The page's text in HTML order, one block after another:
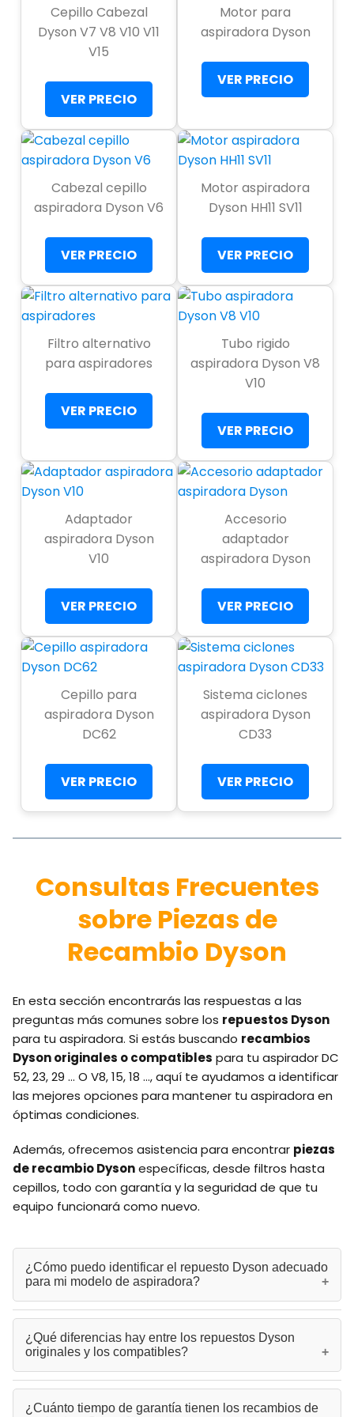
Cepillo Cabezal
Dyson V7 V8 V10 V11
V15
VER PRECIO
Motor para
aspiradora Dyson
VER PRECIO
Cabezal cepillo
aspiradora Dyson V6
VER PRECIO
Motor aspiradora
Dyson HH11 SV11
VER PRECIO
Filtro alternativo
para aspiradores
VER PRECIO
Tubo rigido
aspiradora Dyson V8
V10
VER PRECIO
Adaptador
aspiradora Dyson
V10
VER PRECIO
Accesorio
adaptador
aspiradora Dyson
VER PRECIO
Cepillo para
aspiradora Dyson
DC62
VER PRECIO
Sistema ciclones
aspiradora Dyson
CD33
VER PRECIO
Consultas Frecuentes
sobre Piezas de
Recambio Dyson
En esta sección encontrarás las respuestas a las
preguntas más comunes sobre los repuestos Dyson
para tu aspiradora. Si estás buscando recambios
Dyson originales o compatibles para tu aspirador DC
52, 23, 29 ... O V8, 15, 18 ..., aquí te ayudamos a identificar
las mejores opciones para mantener tu aspiradora en
óptimas condiciones.
Además, ofrecemos asistencia para encontrar piezas
de recambio Dysonespecíficas, desde filtros hasta
cepillos, todo con garantía y la seguridad de que tu
equipo funcionará como nuevo.
¿Cómo puedo identificar el repuesto Dyson adecuado
para mi modelo de aspiradora?
de serie o modelo en la etiqueta de tu aspiradora Dyson tras
el cubo transparente. También puedes usar el buscador de
repuestos de nuestra web introduciendo el modelo.
¿Qué diferencias hay entre los repuestos Dyson
originales y los compatibles?
específicamente para cada modelo, garantizando un ajuste
¿Cuánto tiempo de garantía tienen los recambios de